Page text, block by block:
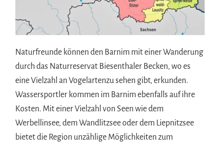
Naturfreunde können den Barnim mit einer Wanderung
durch das Naturreservat Biesenthaler Becken, wo es
eine Vielzahl an Vogelartenzu sehen gibt, erkunden.
Wassersportler kommen im Barnim ebenfalls auf ihre
Kosten. Mit einer Vielzahl von Seen wie dem
Werbellinsee, dem Wandlitzsee oder dem Liepnitzsee
bietet die Region unzählige Möglichkeiten zum